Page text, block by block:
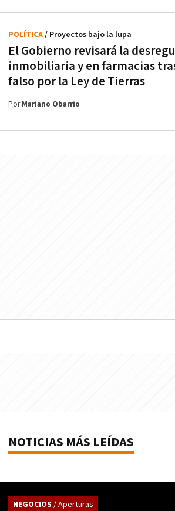
El Gobierno revisará la
inmobiliaria y en farmacias
falso por la Ley de Tierras
POLÍTICA/ Proyectos bajo la lupa
PorMariano Obarrio
NOTICIAS MÁS LEÍDAS
NEGOCIOS / Aperturas